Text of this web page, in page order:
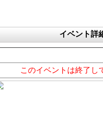
イベント詳
このイベントは終了し